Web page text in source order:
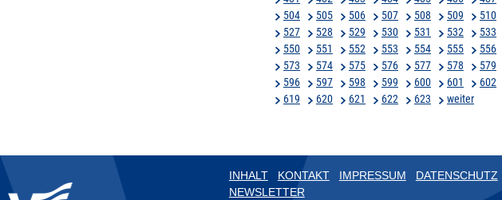
504
505 506 507 508 509 510
527
528 529 530 531 532 533
550
551 552 553 554 555 556
573
574 575 576 577 578 579
596
597 598 599 600 601 602
619
620 621 622 623 weiter
INHALT KONTAKT IMPRESSUM DATENSCHUTZ
NEWSLETTER